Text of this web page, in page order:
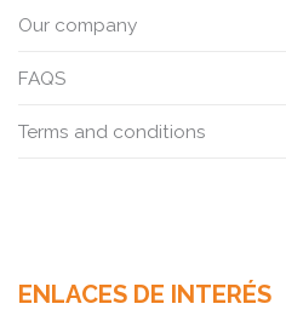
Our company
FAQS
Terms and conditions
ENLACES DE INTERÉS